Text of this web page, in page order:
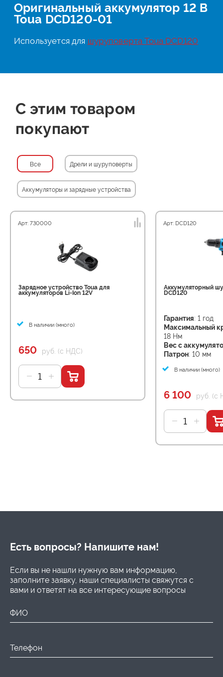
Оригинальный аккумулятор 12 В
Toua DCD120-01
Используется для шуруповерта Toua DCD120
С этим товаром
покупают
Все Дрели и шуруповерты
Аккумуляторы и зарядные устройства
Арт: 730000
Зарядное устройство Toua для
аккумуляторов Li-Ion 12V
В наличии (много)
650 руб. (с НДС)
Арт: DCD120
Аккумуляторный
DCD120
Гарантия: 1 год
Максимальный
18 Нм
Вес с
Патрон: 10 мм
В наличии (много)
6 100 руб. (с
Есть вопросы? Напишите нам!
Если вы не нашли нужную вам информацию,
заполните заявку, наши специалисты свяжутся с
вами и ответят на все интересующие вопросы
ФИО
Телефон